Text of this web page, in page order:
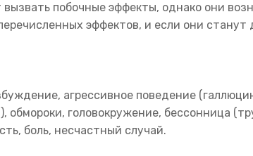
побочные эффекты, однако они
эффектов, и если они
агрессивное поведение
головокружение, бессонница
боль, несчастный случай.